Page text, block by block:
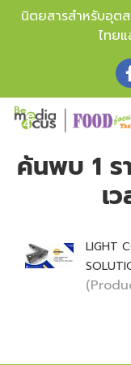
นิตยสารสำหรับอุต
ไทย
ค้นพบ 1 ร
เ
LIGHT